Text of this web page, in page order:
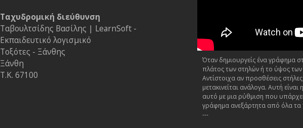
Ταχυδρομική διεύθυνση
Ταβουλτσίδης Βασίλης | LearnSoft -
Εκπαιδευτικό λογισμικό
Τοξότες - Ξάνθης
Ξάνθη
Τ.Κ. 67100
Όταν δημιουργείς ένα γράφημα
πλάτος των στηλών ή το ύψος
Αντίστοιχα αν προσθέσεις
μετακινείται ανάλογα. Αυτή
αυτό με μια ρύθμιση που
γράφημα ανεξάρτητα από όλα
---